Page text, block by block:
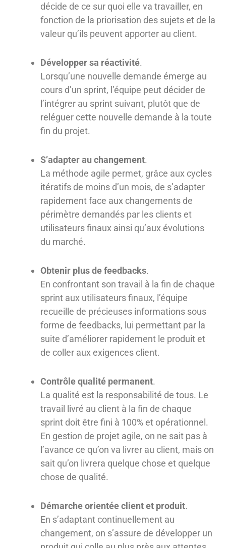
décide de ce sur quoi elle va travailler, en
fonction de la priorisation des sujets et de la
valeur qu’ils peuvent apporter au client.
Développer sa réactivité.
Lorsqu’une nouvelle demande émerge au
cours d’un sprint, l’équipe peut décider de
l’intégrer au sprint suivant, plutôt que de
reléguer cette nouvelle demande à la toute
fin du projet.
S’adapter au changement.
La méthode agile permet, grâce aux cycles
itératifs de moins d’un mois, de s’adapter
rapidement face aux changements de
périmètre demandés par les clients et
utilisateurs finaux ainsi qu’aux évolutions
du marché.
Obtenir plus de feedbacks.
En confrontant son travail à la fin de chaque
sprint aux utilisateurs finaux, l’équipe
recueille de précieuses informations sous
forme de feedbacks, lui permettant par la
suite d’améliorer rapidement le produit et
de coller aux exigences client.
Contrôle qualité permanent.
La qualité est la responsabilité de tous. Le
travail livré au client à la fin de chaque
sprint doit être fini à 100% et opérationnel.
En gestion de projet agile, on ne sait pas à
l’avance ce qu’on va livrer au client, mais on
sait qu’on livrera quelque chose et quelque
chose de qualité.
Démarche orientée client et produit.
En s’adaptant continuellement au
changement, on s’assure de développer un